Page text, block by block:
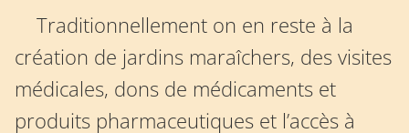
Traditionnellement on en reste à la
création de jardins maraîchers, des visites
médicales, dons de médicaments et
produits pharmaceutiques et l’accès à